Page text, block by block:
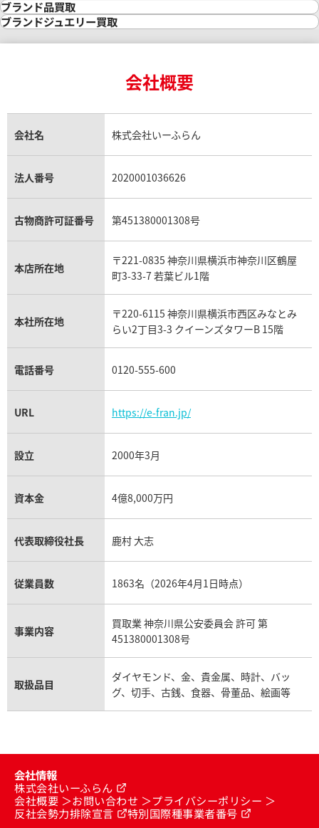
金の参考買取価格一覧
インゴット買取
インゴットの相場価格情報
24金買取
金貨買取
貴金属買取
銀・シルバー買取
パラジウム買取
ダイヤモンド買取
ダイヤモンド・宝石の参考価格一覧
リング・結婚指輪買取
エメラルド買取
トパーズ買取
タンザナイト買取
キャッツアイ買取
アクアマリン買取
時計買取
ロレックス買取
ロレックス デイトナ買取
ロレックス サブマリーナー買取
ロレックス エクスプローラー買取
ロレックス デイトジャスト買取
パテック フィリップノーチラス買取
ヴァシュロン・コンスタンタン買取
オメガ買取
カルティエ買取
フランク ミュラー買取
リシャール・ミル買取
パネライ買取
チューダー（チュードル）買取
ブランド品買取
ブランド買取
シャネル マトラッセ買取
セリーヌ買取
プラダ買取
ブランドジュエリー買取
ヴァンクリーフ＆アーペル買取
ショーメ買取
ダミアーニ買取
モーブッサン買取
会社概要
会社名 株式会社いーふらん
法人番号 2020001036626
古物商許可証番号 第451380001308号
本店所在地
〒221-0835 神奈川県横浜市神奈川区鶴屋
町3-33-7 若葉ビル1階
本社所在地
〒220-6115 神奈川県横浜市西区みなとみ
らい2丁目3-3 クイーンズタワーB 15階
電話番号 0120-555-600
URL https://e-fran.jp/
設立 2000年3月
資本金 4億8,000万円
代表取締役社長 鹿村 大志
従業員数 1863名（2026年4月1日時点）
事業内容
買取業 神奈川県公安委員会 許可 第
451380001308号
取扱品目
ダイヤモンド、金、貴金属、時計、バッ
グ、切手、古銭、食器、骨董品、絵画等
会社情報
株式会社いーふらん
会社概要
お問い合わせ
プライバシーポリシー
反社会勢力排除宣言
特別国際種事業者番号